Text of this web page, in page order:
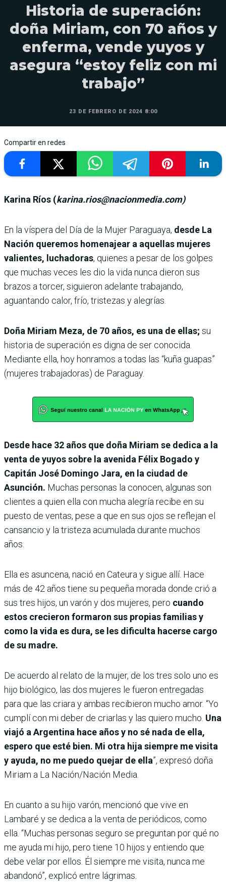
Historia de superación:
doña Miriam, con 70 años y
enferma, vende yuyos y
asegura “estoy feliz con mi
trabajo”
23 DE FEBRERO DE 2024 8:00
Compartir en redes
Karina Ríos (karina.rios@nacionmedia.com)
En la víspera del Día de la Mujer Paraguaya, desde La
Nación queremos homenajear a aquellas mujeres
valientes, luchadoras, quienes a pesar de los golpes
que muchas veces les dio la vida nunca dieron sus
brazos a torcer, siguieron adelante trabajando,
aguantando calor, frío, tristezas y alegrías.
Doña Miriam Meza, de 70 años, es una de ellas; su
historia de superación es digna de ser conocida.
Mediante ella, hoy honramos a todas las “kuña guapas”
(mujeres trabajadoras) de Paraguay.
Desde hace 32 años que doña Miriam se dedica a la
venta de yuyos sobre la avenida Félix Bogado y
Capitán José Domingo Jara, en la ciudad de
Asunción. Muchas personas la conocen, algunas son
clientes a quien ella con mucha alegría recibe en su
puesto de ventas, pese a que en sus ojos se reflejan el
cansancio y la tristeza acumulada durante muchos
años.
Ella es asuncena, nació en Cateura y sigue allí. Hace
más de 42 años tiene su pequeña morada donde crió a
sus tres hijos, un varón y dos mujeres, pero cuando
estos crecieron formaron sus propias familias y
como la vida es dura, se les dificulta hacerse cargo
de su madre.
De acuerdo al relato de la mujer, de los tres solo uno es
hijo biológico, las dos mujeres le fueron entregadas
para que las criara y ambas recibieron mucho amor. “Yo
cumplí con mi deber de criarlas y las quiero mucho. Una
viajó a Argentina hace años y no sé nada de ella,
espero que esté bien. Mi otra hija siempre me visita
y ayuda, no me puedo quejar de ella”, expresó doña
Miriam a La Nación/Nación Media.
En cuanto a su hijo varón, mencionó que vive en
Lambaré y se dedica a la venta de periódicos, como
ella. “Muchas personas seguro se preguntan por qué no
me ayuda mi hijo, pero tiene 10 hijos y entiendo que
debe velar por ellos. Él siempre me visita, nunca me
abandonó”, explicó entre lágrimas.